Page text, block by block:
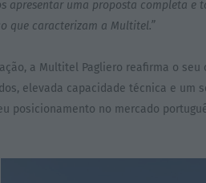
apresentar uma proposta completa e
que caracterizam a Multitel.”
a Multitel Pagliero reafirma o
elevada capacidade técnica e um
posicionamento no mercado